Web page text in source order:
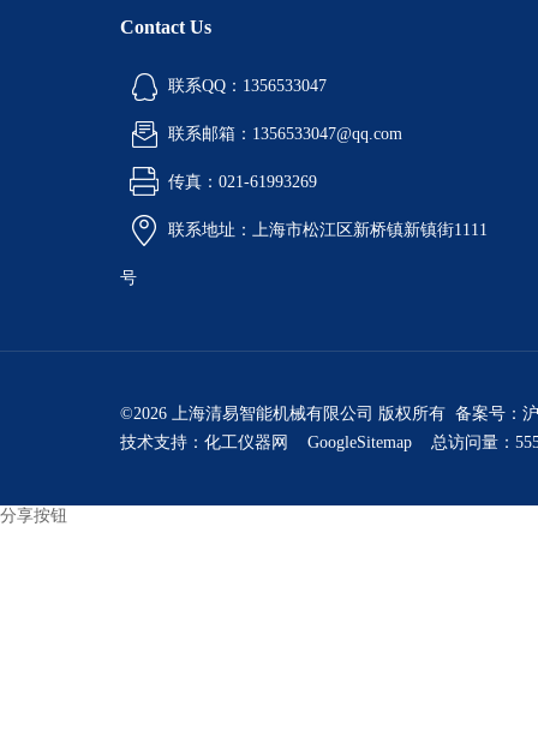
Contact Us
联系QQ：1356533047
联系邮箱：1356533047@qq.com
传真：021-61993269
联系地址：上海市松江区新桥镇新镇街1111
号
©2026 上海清易智能机械有限公司 版权所有 备案号：
技术支持： 化工仪器网 GoogleSitemap 总访问量：
分享按钮